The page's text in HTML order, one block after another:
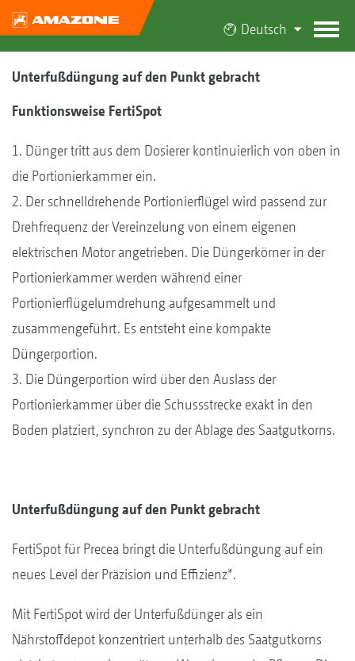
Deutsch
Unterfußdüngung auf den Punkt gebracht
Funktionsweise FertiSpot
1. Dünger tritt aus dem Dosierer kontinuierlich von oben in
die Portionierkammer ein.
2. Der schnelldrehende Portionierflügel wird passend zur
Drehfrequenz der Vereinzelung von einem eigenen
elektrischen Motor angetrieben. Die Düngerkörner in der
Portionierkammer werden während einer
Portionierflügelumdrehung aufgesammelt und
zusammengeführt. Es entsteht eine kompakte
Düngerportion.
3. Die Düngerportion wird über den Auslass der
Portionierkammer über die Schussstrecke exakt in den
Boden platziert, synchron zu der Ablage des Saatgutkorns.
Unterfußdüngung auf den Punkt gebracht
FertiSpot für Precea bringt die Unterfußdüngung auf ein
neues Level der Präzision und Effizienz*.
Mit FertiSpot wird der Unterfußdünger als ein
Nährstoffdepot konzentriert unterhalb des Saatgutkorns